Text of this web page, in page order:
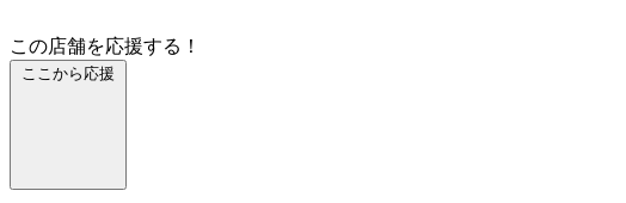
この店舗を応援する！
ここから応援